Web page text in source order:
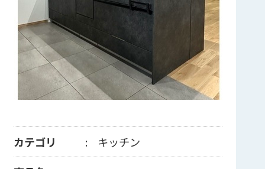
カテゴリ
キッチン